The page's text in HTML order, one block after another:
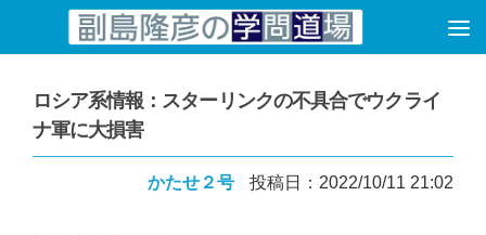
コンテンツへスキップ
ロシア系情報：スターリンクの不具合でウクライ
ナ軍に大損害
かたせ２号 投稿日：2022/10/11 21:02